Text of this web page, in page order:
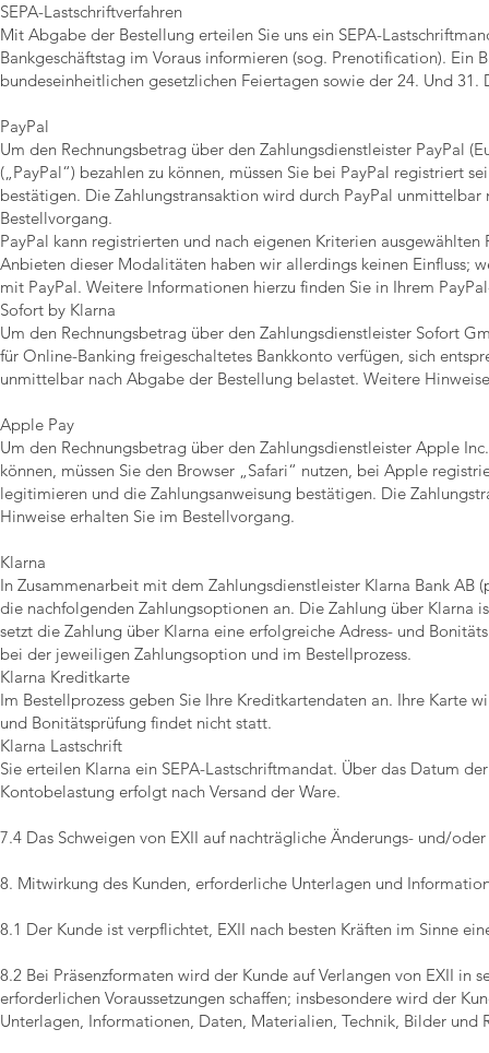
SEPA-Lastschriftverfahren
Mit Abgabe der Bestellung erteilen Sie uns ein SEPA-
Bankgeschäftstag im Voraus informieren (sog. Prenotification). Ein
bundeseinheitlichen gesetzlichen Feiertagen sowie der 24. Und
PayPal
Um den Rechnungsbetrag über den Zahlungsdienstleister PayPal
(„PayPal“) bezahlen zu können, müssen Sie bei PayPal registriert
bestätigen. Die Zahlungstransaktion wird durch PayPal
Bestellvorgang.
PayPal kann registrierten und nach eigenen Kriterien
Anbieten dieser Modalitäten haben wir allerdings keinen Einfluss;
mit PayPal. Weitere Informationen hierzu finden Sie in Ihrem
Sofort by Klarna
Um den Rechnungsbetrag über den Zahlungsdienstleister Sofort
für Online-Banking freigeschaltetes Bankkonto verfügen, sich
unmittelbar nach Abgabe der Bestellung belastet. Weitere
Apple Pay
Um den Rechnungsbetrag über den Zahlungsdienstleister Apple
können, müssen Sie den Browser „Safari“ nutzen, bei Apple
legitimieren und die Zahlungsanweisung bestätigen. Die
Hinweise erhalten Sie im Bestellvorgang.
Klarna
In Zusammenarbeit mit dem Zahlungsdienstleister Klarna Bank AB
die nachfolgenden Zahlungsoptionen an. Die Zahlung über Klarna
setzt die Zahlung über Klarna eine erfolgreiche Adress- und
bei der jeweiligen Zahlungsoption und im Bestellprozess.
Klarna Kreditkarte
Im Bestellprozess geben Sie Ihre Kreditkartendaten an. Ihre Karte
und Bonitätsprüfung findet nicht statt.
Klarna Lastschrift
Sie erteilen Klarna ein SEPA-Lastschriftmandat. Über das Datum
Kontobelastung erfolgt nach Versand der Ware.
7.4 Das Schweigen von EXII auf nachträgliche Änderungs- und/
8. Mitwirkung des Kunden, erforderliche Unterlagen und
8.1 Der Kunde ist verpflichtet, EXII nach besten Kräften im Sinne
8.2 Bei Präsenzformaten wird der Kunde auf Verlangen von EXII
erforderlichen Voraussetzungen schaffen; insbesondere wird der
Unterlagen, Informationen, Daten, Materialien, Technik, Bilder